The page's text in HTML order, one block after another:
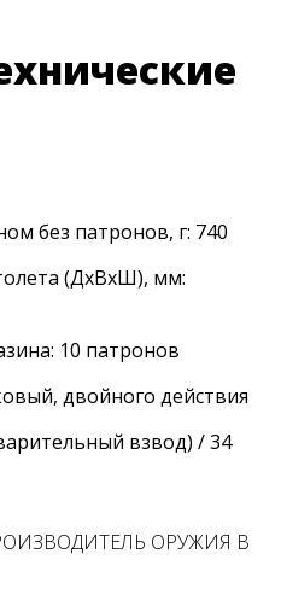
без патронов, г: 740
(ДхВхШ), мм:
10 патронов
двойного действия
взвод) / 34
ОРУЖИЯ В